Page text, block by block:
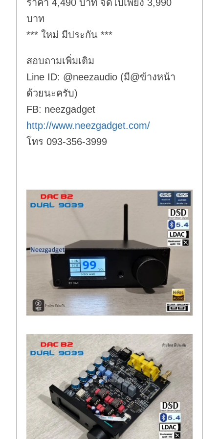
ราคา 4,490 บาท จัดไปเพียง 3,990
บาท
*** ใหม่ มีประกัน ***
สอบถามเพิ่มเติม
Line ID: @neezaudio (มี@ข้างหน้า
ด้วยนะครับ)
FB: neezgadget
http://www.neezgadget.com/
โทร 093-356-3999